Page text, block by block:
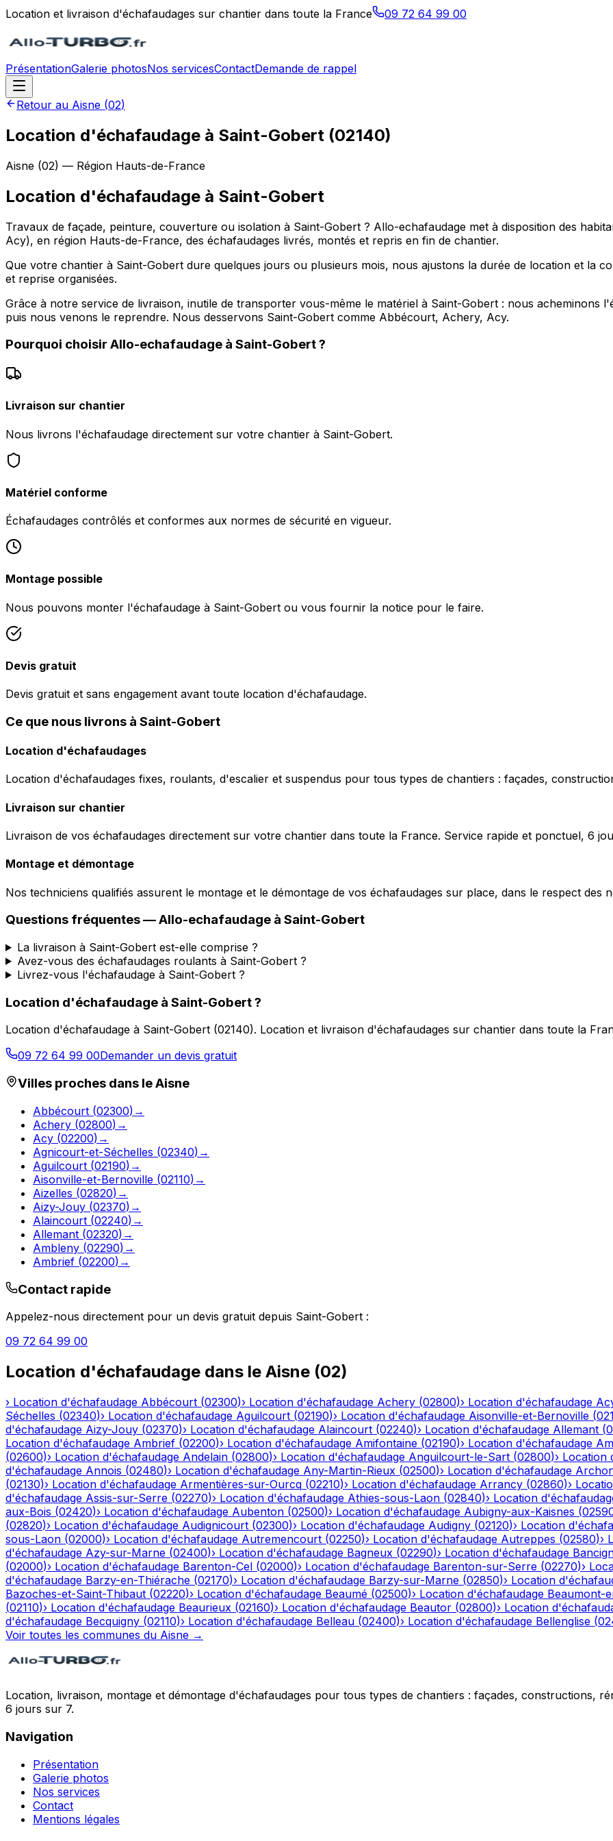
Location et livraison d'échafaudages sur chantier dans toute la France 09 72 64 99 00
PrésentationGalerie photosNos servicesContactDemande de rappel
Retour au Aisne (02)
Location d'échafaudage à Saint-Gobert (02140)
Aisne (02) — Région Hauts-de-France
Location d'échafaudage à Saint-Gobert
Travaux de façade, peinture, couverture ou isolation à Saint-Gobert ? Allo-echafaudage met à disposition des
Acy), en région Hauts-de-France, des échafaudages livrés, montés et repris en fin de chantier.
Que votre chantier à Saint-Gobert dure quelques jours ou plusieurs mois, nous ajustons la durée de location et la
et reprise organisées.
Grâce à notre service de livraison, inutile de transporter vous-même le matériel à Saint-Gobert : nous acheminons
puis nous venons le reprendre. Nous desservons Saint-Gobert comme Abbécourt, Achery, Acy.
Pourquoi choisir Allo-echafaudage à Saint-Gobert?
Livraison sur chantier
Nous livrons l'échafaudage directement sur votre chantier à Saint-Gobert.
Matériel conforme
Échafaudages contrôlés et conformes aux normes de sécurité en vigueur.
Montage possible
Nous pouvons monter l'échafaudage à Saint-Gobert ou vous fournir la notice pour le faire.
Devis gratuit
Devis gratuit et sans engagement avant toute location d'échafaudage.
Ce que nous livrons à Saint-Gobert
Location d'échafaudages
Location d'échafaudages fixes, roulants, d'escalier et suspendus pour tous types de chantiers : façades,
Livraison sur chantier
Livraison de vos échafaudages directement sur votre chantier dans toute la France. Service rapide et ponctuel, 6
Montage et démontage
Nos techniciens qualifiés assurent le montage et le démontage de vos échafaudages sur place, dans le respect des
Questions fréquentes —Allo-echafaudage à Saint-Gobert
La livraison à Saint-Gobert est-elle comprise ?
Avez-vous des échafaudages roulants à Saint-Gobert ?
Livrez-vous l'échafaudage à Saint-Gobert ?
Location d'échafaudage à Saint-Gobert?
Location d'échafaudage à Saint-Gobert (02140). Location et livraison d'échafaudages sur chantier dans toute la
09 72 64 99 00Demander un devis gratuit
Villes proches dans leAisne
Abbécourt (02300) →
Achery (02800) →
Acy (02200) →
Agnicourt-et-Séchelles (02340) →
Aguilcourt (02190) →
Aisonville-et-Bernoville (02110) →
Aizelles (02820) →
Aizy-Jouy (02370) →
Alaincourt (02240) →
Allemant (02320) →
Ambleny (02290) →
Ambrief (02200) →
Contact rapide
Appelez-nous directement pour un devis gratuit depuis Saint-Gobert :
09 72 64 99 00
Location d'échafaudage dans le Aisne (02)
› Location d'échafaudage Abbécourt (02300)› Location d'échafaudage Achery (02800)› Location d'échafaudage
Séchelles (02340)› Location d'échafaudage Aguilcourt (02190)› Location d'échafaudage Aisonville-et-Bernoville (
d'échafaudage Aizy-Jouy (02370)› Location d'échafaudage Alaincourt (02240)› Location d'échafaudage Allemant (
Location d'échafaudage Ambrief (02200)› Location d'échafaudage Amifontaine (02190)› Location d'échafaudage
(02600)› Location d'échafaudage Andelain (02800)› Location d'échafaudage Anguilcourt-le-Sart (02800)› Location
d'échafaudage Annois (02480)› Location d'échafaudage Any-Martin-Rieux (02500)› Location d'échafaudage
(02130)› Location d'échafaudage Armentières-sur-Ourcq (02210)› Location d'échafaudage Arrancy (02860)›
d'échafaudage Assis-sur-Serre (02270)› Location d'échafaudage Athies-sous-Laon (02840)› Location
aux-Bois (02420)› Location d'échafaudage Aubenton (02500)› Location d'échafaudage Aubigny-aux-Kaisnes (
(02820)› Location d'échafaudage Audignicourt (02300)› Location d'échafaudage Audigny (02120)› Location
sous-Laon (02000)› Location d'échafaudage Autremencourt (02250)› Location d'échafaudage Autreppes (02580)›
d'échafaudage Azy-sur-Marne (02400)› Location d'échafaudage Bagneux (02290)› Location d'échafaudage
(02000)› Location d'échafaudage Barenton-Cel (02000)› Location d'échafaudage Barenton-sur-Serre (02270)›
d'échafaudage Barzy-en-Thiérache (02170)› Location d'échafaudage Barzy-sur-Marne (02850)› Location
Bazoches-et-Saint-Thibaut (02220)› Location d'échafaudage Beaumé (02500)› Location d'échafaudage Beaumont-
(02110)› Location d'échafaudage Beaurieux (02160)› Location d'échafaudage Beautor (02800)› Location
d'échafaudage Becquigny (02110)› Location d'échafaudage Belleau (02400)› Location d'échafaudage Bellenglise (
Voir toutes les communes du Aisne →
Location, livraison, montage et démontage d'échafaudages pour tous types de chantiers : façades, constructions,
6 jours sur 7.
Navigation
Présentation
Galerie photos
Nos services
Contact
Mentions légales